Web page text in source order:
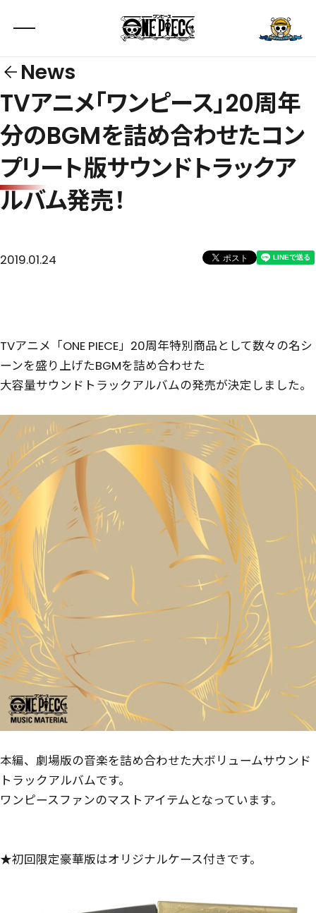
News
TVアニメ「ワンピース」20周年
分のBGMを詰め合わせたコン
プリート版サウンドトラックア
ルバム発売！
2019.01.24
TVアニメ「ONE PIECE」20周年特別商品として数々の名シ
ーンを盛り上げたBGMを詰め合わせた
大容量サウンドトラックアルバムの発売が決定しました。
本編、劇場版の音楽を詰め合わせた大ボリュームサウンド
トラックアルバムです。
ワンピースファンのマストアイテムとなっています。
★初回限定豪華版はオリジナルケース付きです。